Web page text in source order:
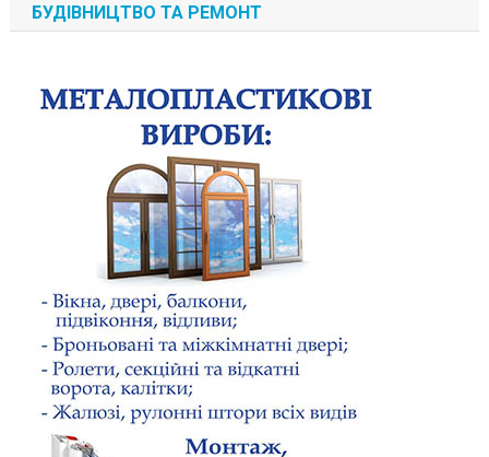
БУДІВНИЦТВО ТА РЕМОНТ